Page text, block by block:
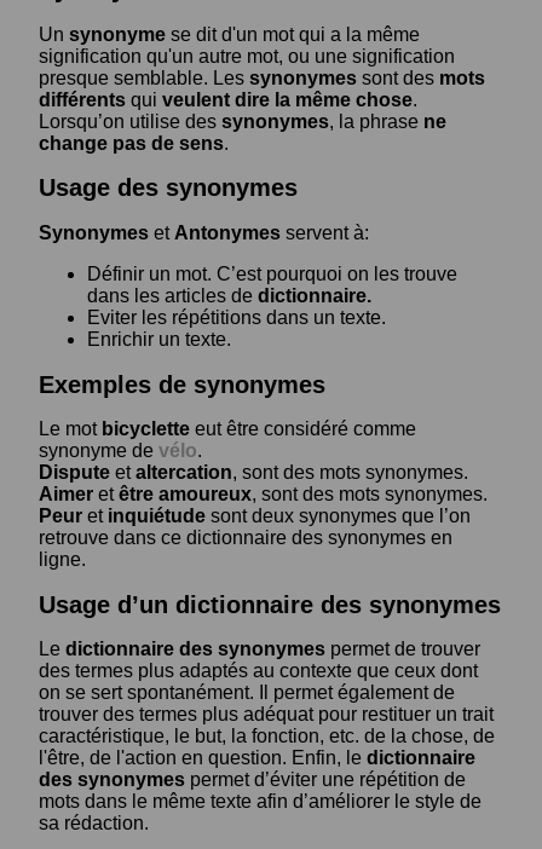
Un synonyme se dit d'un mot qui a la même
signification qu'un autre mot, ou une signification
presque semblable. Les synonymes sont des mots
différents qui veulent dire la même chose.
Lorsqu’on utilise des synonymes, la phrase ne
change pas de sens.
Usage des synonymes
Synonymes et Antonymes servent à:
Définir un mot. C’est pourquoi on les trouve
dans les articles de dictionnaire.
Eviter les répétitions dans un texte.
Enrichir un texte.
Exemples de synonymes
Le mot bicyclette eut être considéré comme
synonyme de vélo.
Dispute etaltercation, sont des mots synonymes.
Aimer etêtre amoureux, sont des mots synonymes.
Peur et inquiétude sont deux synonymes que l’on
retrouve dans ce dictionnaire des synonymes en
ligne.
Usage d’un dictionnaire des synonymes
Le dictionnaire des synonymes permet de trouver
des termes plus adaptés au contexte que ceux dont
on se sert spontanément. Il permet également de
trouver des termes plus adéquat pour restituer un trait
caractéristique, le but, la fonction, etc. de la chose, de
l'être, de l'action en question. Enfin, le dictionnaire
des synonymes permet d’éviter une répétition de
mots dans le même texte afin d’améliorer le style de
sa rédaction.